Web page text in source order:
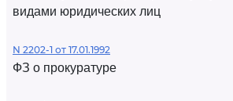
видами юридических лиц
N 2202-1 от 17.01.1992
ФЗ о прокуратуре